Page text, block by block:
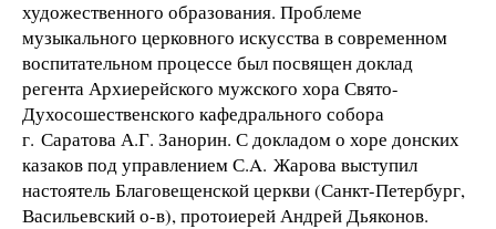
художественного образования. Проблеме
музыкального церковного искусства в современном
воспитательном процессе был посвящен доклад
регента Архиерейского мужского хора Свято-
Духосошественского кафедрального собора
г. Саратова А.Г. Занорин. С докладом о хоре донских
казаков под управлением С.A. Жарова выступил
настоятель Благовещенской церкви (Санкт-Петербург,
Васильевский о-в), протоиерей Андрей Дьяконов.